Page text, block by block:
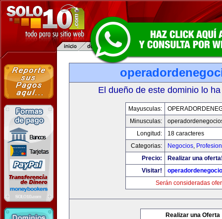
El dueño de este dominio lo
Mayusculas:
Minusculas:
Longitud:
18 caracteres
Categorias:
Negocios,
Precio:
Realizar una
Visitar!
Serán consideradas
Realizar una Oferta